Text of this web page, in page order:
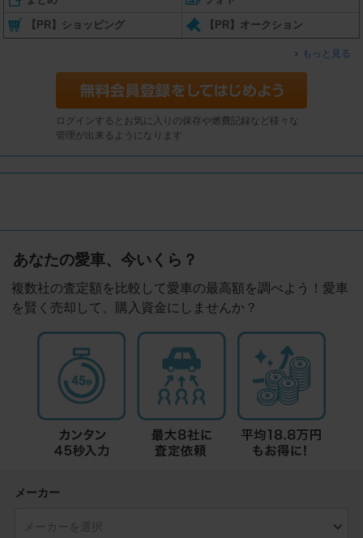
【PR】ショッピング 【PR】オークション
もっと見る
ログインするとお気に入りの保存や燃費記録など様々な
管理が出来るようになります
あなたの愛車、今いくら？
複数社の査定額を比較して愛車の最高額を調べよう！愛車
を賢く売却して、購入資金にしませんか？
メーカー